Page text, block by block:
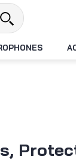
Livraison